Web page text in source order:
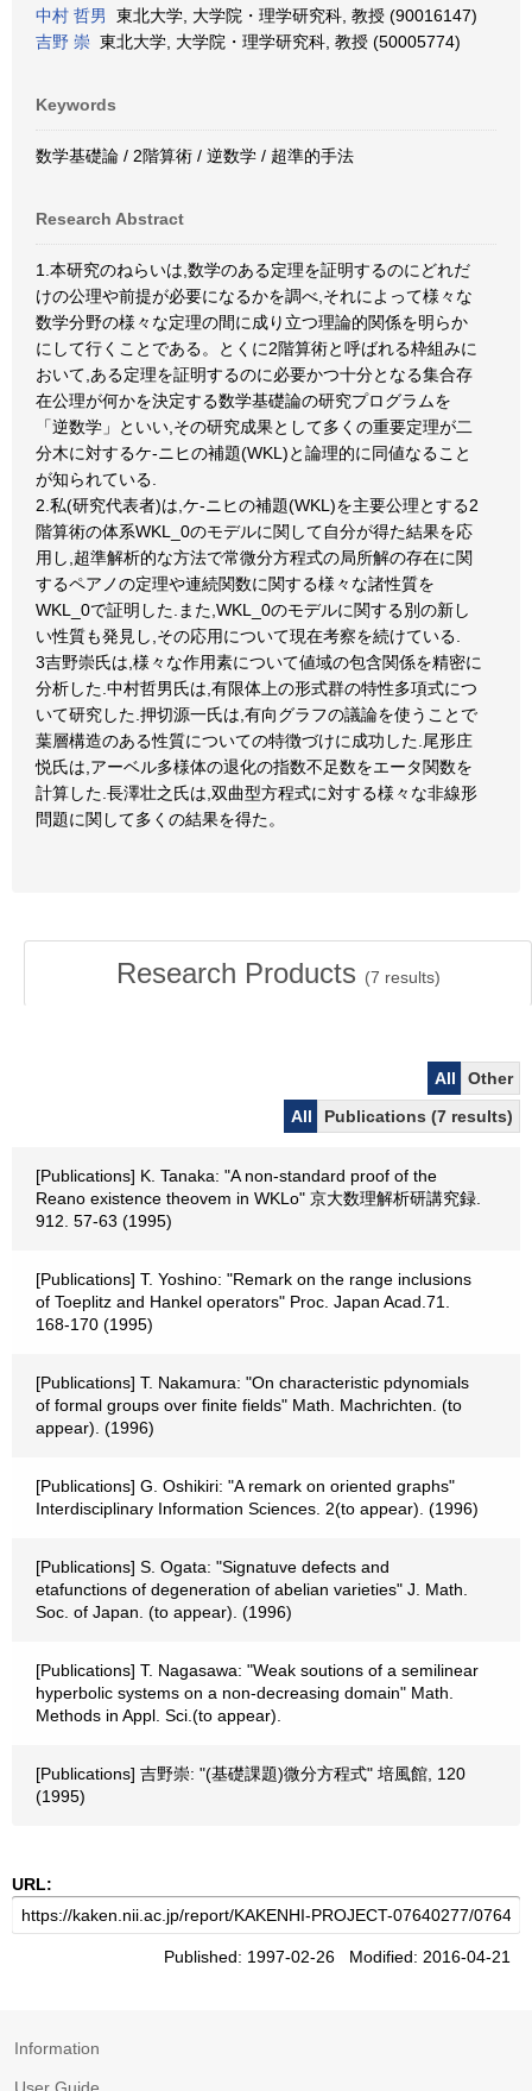
中村 哲男
東北大学, 大学院・理学研究科, 教授 (90016147)
吉野 崇 東北大学, 大学院・理学研究科, 教授 (50005774)
Keywords
数学基礎論 / 2階算術 / 逆数学 / 超準的手法
Research Abstract
1.本研究のねらいは,数学のある定理を証明するのにどれだ
けの公理や前提が必要になるかを調べ,それによって様々な
数学分野の様々な定理の間に成り立つ理論的関係を明らか
にして行くことである。とくに2階算術と呼ばれる枠組みに
おいて,ある定理を証明するのに必要かつ十分となる集合存
在公理が何かを決定する数学基礎論の研究プログラムを
「逆数学」といい,その研究成果として多くの重要定理が二
分木に対するケ-ニヒの補題(WKL)と論理的に同値なること
が知られている.
2.私(研究代表者)は,ケ-ニヒの補題(WKL)を主要公理とする2
階算術の体系WKL_0のモデルに関して自分が得た結果を応
用し,超準解析的な方法で常微分方程式の局所解の存在に関
するペアノの定理や連続関数に関する様々な諸性質を
WKL_0で証明した.また,WKL_0のモデルに関する別の新し
い性質も発見し,その応用について現在考察を続けている.
3吉野崇氏は,様々な作用素について値域の包含関係を精密に
分析した.中村哲男氏は,有限体上の形式群の特性多項式につ
いて研究した.押切源一氏は,有向グラフの議論を使うことで
葉層構造のある性質についての特徴づけに成功した.尾形庄
悦氏は,アーベル多様体の退化の指数不足数をエータ関数を
計算した.長澤壮之氏は,双曲型方程式に対する様々な非線形
問題に関して多くの結果を得た。
Research Products (7 results)
All
Other
All
Publications (7 results)
[Publications] K. Tanaka: "A non-standard proof of the
Reano existence theovem in WKLo" 京大数理解析研講究録.
912. 57-63 (1995)
[Publications] T. Yoshino: "Remark on the range inclusions
of Toeplitz and Hankel operators" Proc. Japan Acad.71.
168-170 (1995)
[Publications] T. Nakamura: "On characteristic pdynomials
of formal groups over finite fields" Math. Machrichten. (to
appear). (1996)
[Publications] G. Oshikiri: "A remark on oriented graphs"
Interdisciplinary Information Sciences. 2(to appear). (1996)
[Publications] S. Ogata: "Signatuve defects and
etafunctions of degeneration of abelian varieties" J. Math.
Soc. of Japan. (to appear). (1996)
[Publications] T. Nagasawa: "Weak soutions of a semilinear
hyperbolic systems on a non-decreasing domain" Math.
Methods in Appl. Sci.(to appear).
[Publications] 吉野崇: "(基礎課題)微分方程式" 培風館, 120
(1995)
URL:
Published: 1997-02-26 Modified: 2016-04-21
Information